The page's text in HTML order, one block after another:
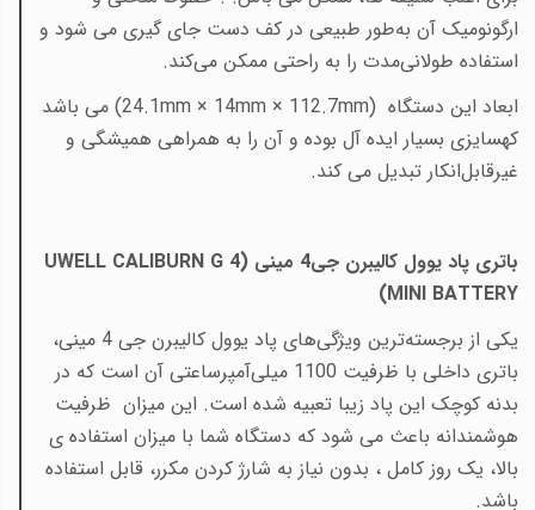
ارگونومیک آن به‌طور طبیعی در کف دست جای گیری می شود و
استفاده طولانی‌مدت را به راحتی ممکن می‌کند.
ابعاد این دستگاه 24.1mm × 14mm × 112.7mm)) می باشد
کهسایزی بسیار ایده آل بوده و آن را به همراهی همیشگی و
غیرقابل‌انکار تبدیل می کند.
باتری پاد یوول کالیبرن جی4 مینی (
UWELL CALIBURN G 4
MINI BATTERY
)
یکی از برجسته‌ترین ویژگی‌های پاد یوول کالیبرن جی 4 مینی،
باتری داخلی با ظرفیت 1100 میلی‌آمپرساعتی آن است که در
بدنه کوچک این پاد زیبا تعبیه شده است. این میزان ظرفیت
هوشمندانه باعث می شود که دستگاه شما با میزان استفاده ی
بالا، یک روز کامل ، بدون نیاز به شارژ کردن مکرر، قابل استفاده
باشد.